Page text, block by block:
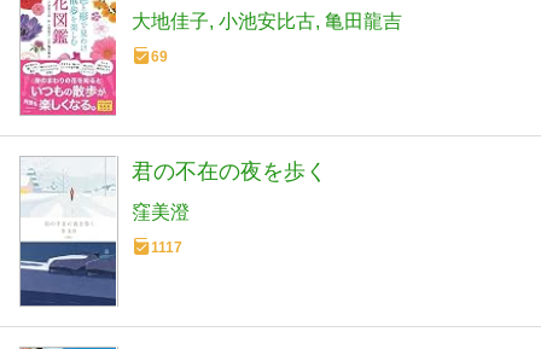
大地佳子 小池安比古 亀田龍吉
69
君の不在の夜を歩く
窪美澄
1117